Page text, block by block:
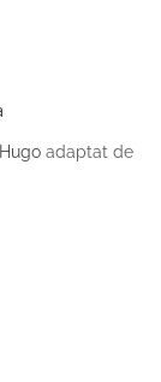
adaptat de